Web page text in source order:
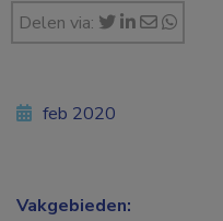
Delen via:
feb 2020
Vakgebieden: